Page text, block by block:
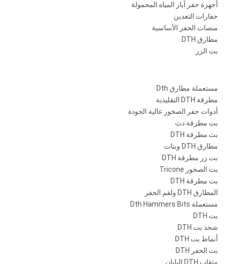
أجهزة حفر آبار المياه المحمولة
حفارات التعدين
منصات الحفر الأساسية
مطارق DTH
بت الزر
مستعملة مطارق Dth
مطرقة DTH التقليدية
أدوات حفر الصخور عالية الجودة
بت مطرقة دث
بت مطرقة DTH
مطارق DTH وبتات
بت زر مطرقة DTH
بت الصخور Tricone
بت مطرقة DTH
المطارق DTH ولقم الحفر
مستعملة Dth Hammers Bits
بت DTH
شحذ بت DTH
أنماط بت DTH
بت الحفر DTH
مثقاب DTH اليابان